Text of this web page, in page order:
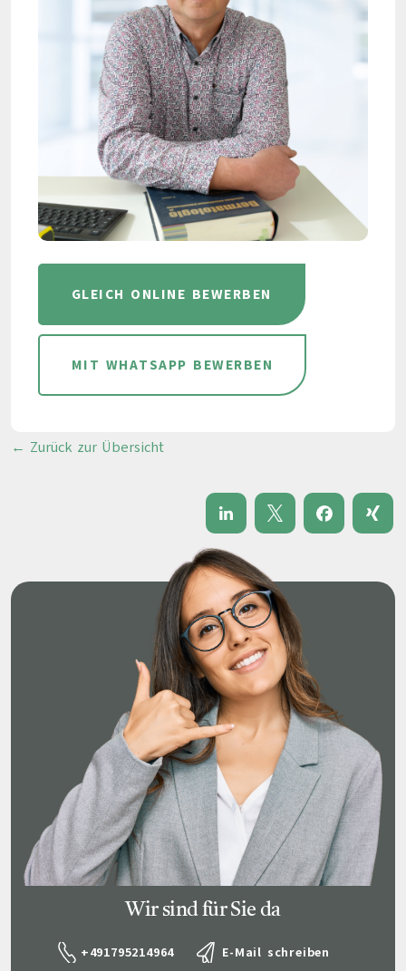
GLEICH ONLINE BEWERBEN
MIT WHATSAPP BEWERBEN
← Zurück zur Übersicht
Wir sind für Sie da
+491795214964 E-Mail schreiben